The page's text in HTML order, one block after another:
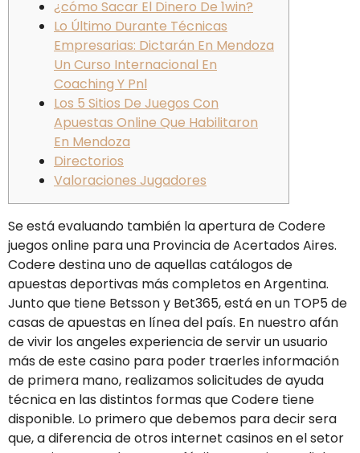
¿cómo Sacar El Dinero De 1win?
Lo Último Durante Técnicas
Empresarias: Dictarán En Mendoza
Un Curso Internacional En
Coaching Y Pnl
Los 5 Sitios De Juegos Con
Apuestas Online Que Habilitaron
En Mendoza
Directorios
Valoraciones Jugadores
Se está evaluando también la apertura de Codere
juegos online para una Provincia de Acertados Aires.
Codere destina uno de aquellas catálogos de
apuestas deportivas más completos en Argentina.
Junto que tiene Betsson y Bet365, está en un TOP5 de
casas de apuestas en línea del país. En nuestro afán
de vivir los angeles experiencia de servir un usuario
más de este casino para poder traerles información
de primera mano, realizamos solicitudes de ayuda
técnica en las distintos formas que Codere tiene
disponible. Lo primero que debemos para decir sera
que, a diferencia de otros internet casinos en el setor